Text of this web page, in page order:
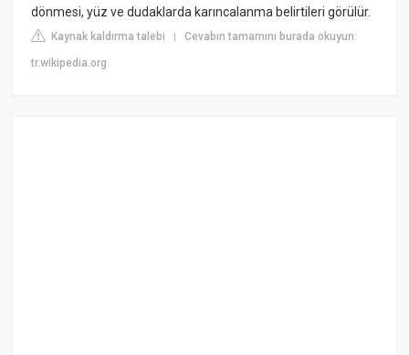
dönmesi, yüz ve dudaklarda karıncalanma belirtileri görülür.
Kaynak kaldırma talebi |Cevabın tamamını burada okuyun:
tr.wikipedia.org